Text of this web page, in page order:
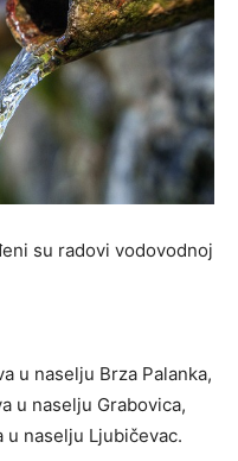
su radovi vodovodnoj
u naselju Brza Palanka,
u naselju Grabovica,
u naselju Ljubičevac.